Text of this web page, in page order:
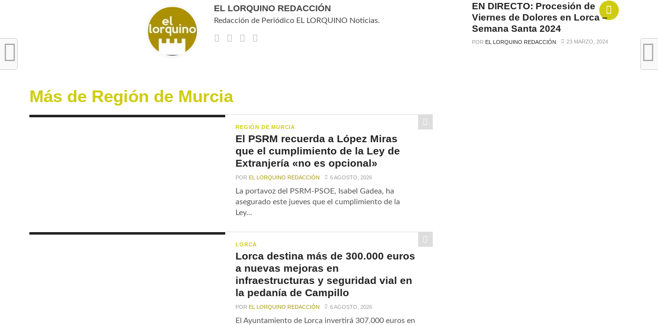
EL LORQUINO REDACCIÓN
Redacción de Periódico EL LORQUINO Noticias.
Más de Región de Murcia
REGIÓN DE MURCIA
El PSRM recuerda a López Miras
que el cumplimiento de la Ley de
Extranjería «no es opcional»
POREL LORQUINO REDACCIÓN 6 AGOSTO, 2026
La portavoz del PSRM-PSOE, Isabel Gadea, ha
asegurado este jueves que el cumplimiento de la
Ley...
LORCA
Lorca destina más de 300.000 euros
a nuevas mejoras en
infraestructuras y seguridad vial en
la pedanía de Campillo
POREL LORQUINO REDACCIÓN 6 AGOSTO, 2026
El Ayuntamiento de Lorca invertirá 307.000 euros en
EN DIRECTO: Procesión de
Viernes de Dolores en Lorca –
Semana Santa 2024
POR EL LORQUINO REDACCIÓN 23 MARZO, 2024